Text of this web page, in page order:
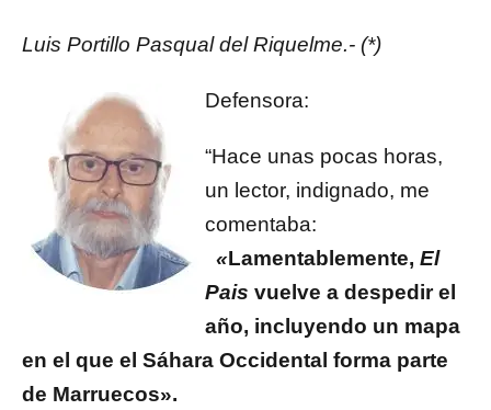
Luis Portillo Pasqual del Riquelme.- (*)
Defensora:
“Hace unas pocas horas,
un lector, indignado, me
comentaba:
«Lamentablemente, El
Pais vuelve a despedir el
año, incluyendo un mapa
en el que el Sáhara Occidental forma parte
de Marruecos».